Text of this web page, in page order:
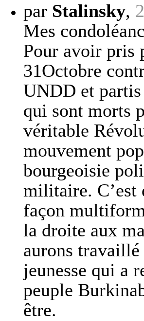
par Stalinsky,
Mes
Pour avoir pris
31Octobre
UNDD et
qui sont morts
véritable
mouvement
bourgeoisie
militaire. C’est
façon
la droite aux
aurons
jeunesse qui a
peuple
être.